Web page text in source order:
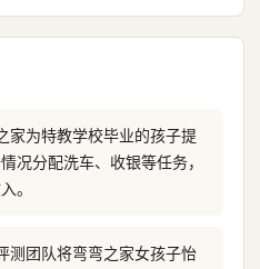
家为特教学校毕业的孩子提
况分配洗车、收银等任务，
。
测团队将弯弯之家女孩子怡